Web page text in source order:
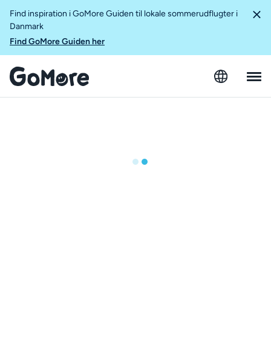
Find inspiration i GoMore Guiden til lokale sommerudflugter i
Danmark
Find GoMore Guiden her